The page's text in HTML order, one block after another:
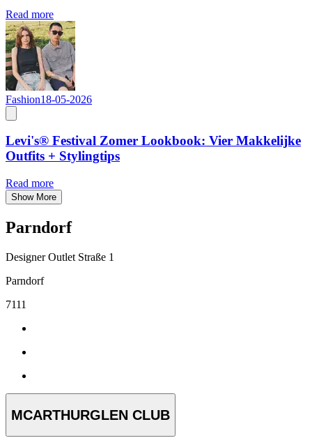
Read more
Fashion18-05-2026
Levi's® Festival Zomer Lookbook: Vier Makkelijke
Outfits + Stylingtips
Read more
Show More
Parndorf
Designer Outlet Straße 1
Parndorf
7111
MCARTHURGLEN CLUB